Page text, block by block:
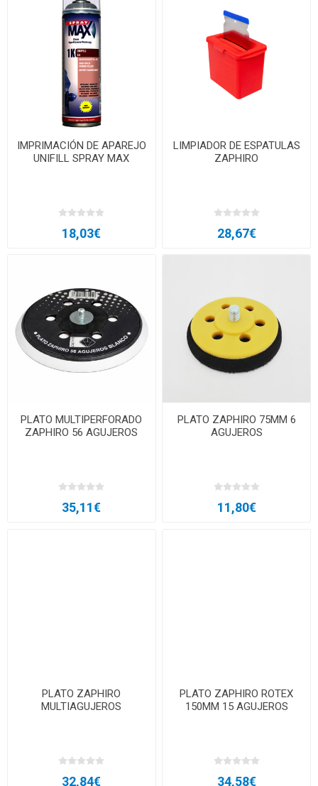
IMPRIMACIÓN DE APAREJO
UNIFILL SPRAY MAX
18,03€
LIMPIADOR DE ESPATULAS
ZAPHIRO
28,67€
PLATO MULTIPERFORADO
ZAPHIRO 56 AGUJEROS
35,11€
PLATO ZAPHIRO 75MM 6
AGUJEROS
11,80€
PLATO ZAPHIRO
MULTIAGUJEROS
32,84€
PLATO ZAPHIRO ROTEX
150MM 15 AGUJEROS
34,58€